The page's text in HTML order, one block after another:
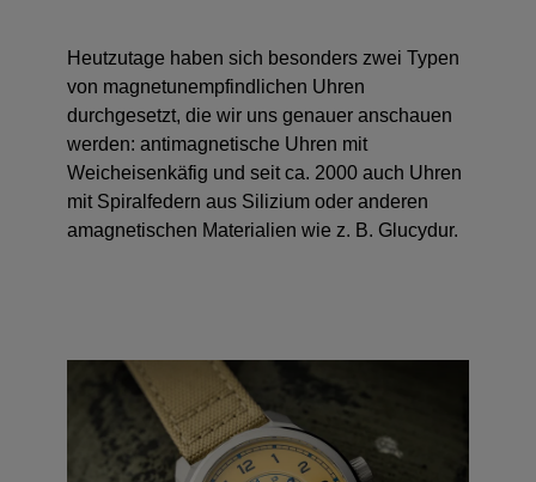
Heutzutage haben sich besonders zwei Typen
von magnetunempfindlichen Uhren
durchgesetzt, die wir uns genauer anschauen
werden: antimagnetische Uhren mit
Weicheisenkäfig und seit ca. 2000 auch Uhren
mit Spiralfedern aus Silizium oder anderen
amagnetischen Materialien wie z. B. Glucydur.